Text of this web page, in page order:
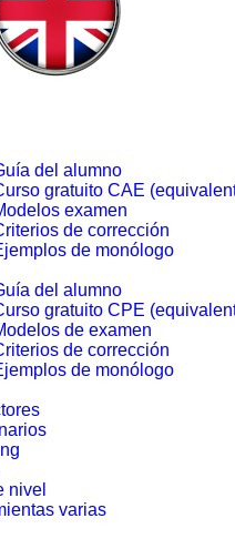
del alumno
gratuito CAE
examen
de corrección
de monólogo
del alumno
gratuito CPE
de examen
de corrección
de monólogo
nivel
varias